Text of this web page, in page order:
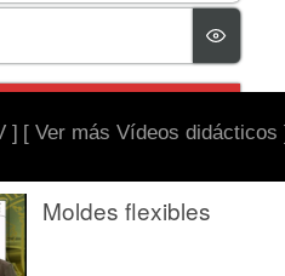
] [ Ver más Vídeos didácticos
Moldes flexibles